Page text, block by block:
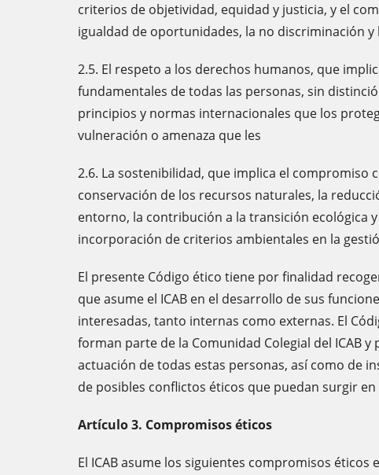
criterios de objetividad, equidad y justicia, y el
igualdad de oportunidades, la no discriminación y
2.5. El respeto a los derechos humanos, que
fundamentales de todas las personas, sin
principios y normas internacionales que los
vulneración o amenaza que les
2.6. La sostenibilidad, que implica el compromiso
conservación de los recursos naturales, la
entorno, la contribución a la transición ecológica
incorporación de criterios ambientales en la
El presente Código ético tiene por finalidad
que asume el ICAB en el desarrollo de sus
interesadas, tanto internas como externas. El
forman parte de la Comunidad Colegial del ICAB
actuación de todas estas personas, así como de
de posibles conflictos éticos que puedan surgir en
Artículo 3. Compromisos éticos
El ICAB asume los siguientes compromisos éticos